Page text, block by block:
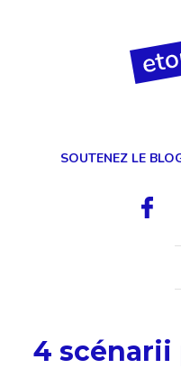
SOUTENEZ LE
4 scénarii